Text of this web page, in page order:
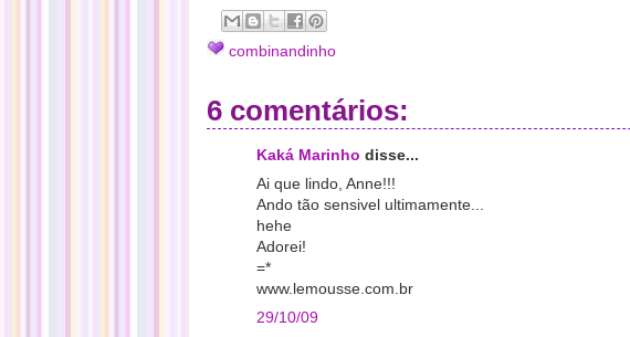
combinandinho
6 comentários:
Kaká Marinho disse...
Ai que lindo, Anne!!!
Ando tão sensivel ultimamente...
hehe
Adorei!
=*
www.lemousse.com.br
29/10/09